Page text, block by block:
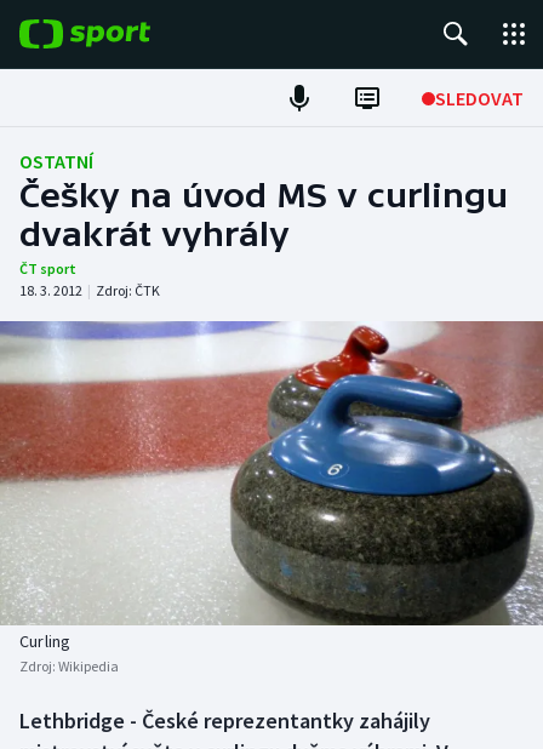
SLEDOVAT
Fotbal
Hokej
Tenis
Atletika
Cyklistika
DALŠÍ SPORTY
Baseball a softbal
Basketbal
Biatlon
Boby a skeleton
NEPŘEHLÉDNĚTE
Soutěže
Historické návraty
Aplikace ČT sport
AZ kvíz
OSTATNÍ
Češky na úvod MS v curlingu
dvakrát vyhrály
ČT sport
18. 3. 2012 | Zdroj: ČTK
Curling
Zdroj: Wikipedia
Lethbridge - České reprezentantky zahájily